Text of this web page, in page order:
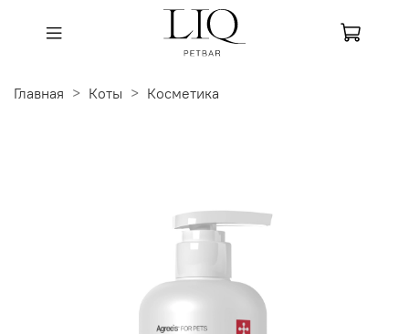
Главная Коты Косметика